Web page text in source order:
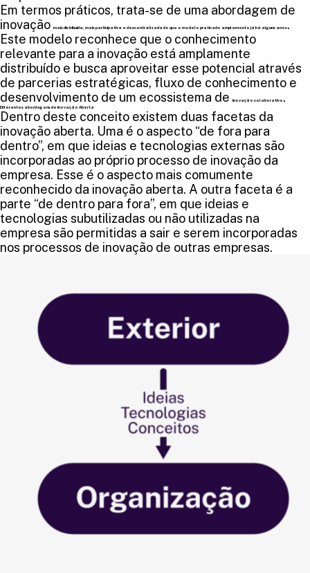
Em termos práticos, trata-se de uma abordagem de
inovação mais distribuída, mais participativa e descentralizada do que o modelo praticado amplamente já há alguns anos.
Este modelo reconhece que o conhecimento
relevante para a inovação está amplamente
distribuído e busca aproveitar esse potencial através
de parcerias estratégicas, fluxo de conhecimento e
desenvolvimento de um ecossistema de
inovação colaborativo .
Diferentes abordagens de Inovação Aberta
Dentro deste conceito existem duas facetas da
inovação aberta. Uma é o aspecto “de fora para
dentro”, em que ideias e tecnologias externas são
incorporadas ao próprio processo de inovação da
empresa. Esse é o aspecto mais comumente
reconhecido da inovação aberta. A outra faceta é a
parte “de dentro para fora”, em que ideias e
tecnologias subutilizadas ou não utilizadas na
empresa são permitidas a sair e serem incorporadas
nos processos de inovação de outras empresas.